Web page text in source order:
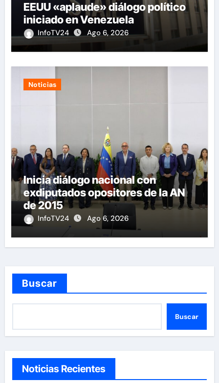
EEUU «aplaude» diálogo político
iniciado en Venezuela
InfoTV24 Ago 6, 2026
Noticias
Inicia diálogo nacional con
exdiputados opositores de la AN
de 2015
InfoTV24 Ago 6, 2026
Buscar
Buscar
Noticias Recientes